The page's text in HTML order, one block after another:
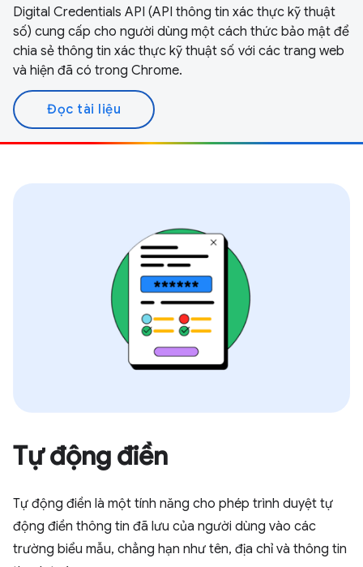
Digital Credentials API (API thông tin xác thực kỹ thuật
số) cung cấp cho người dùng một cách thức bảo mật để
chia sẻ thông tin xác thực kỹ thuật số với các trang web
và hiện đã có trong Chrome.
Đọc tài liệu
Tự động điền
Tự động điền là một tính năng cho phép trình duyệt tự
động điền thông tin đã lưu của người dùng vào các
trường biểu mẫu, chẳng hạn như tên, địa chỉ và thông tin